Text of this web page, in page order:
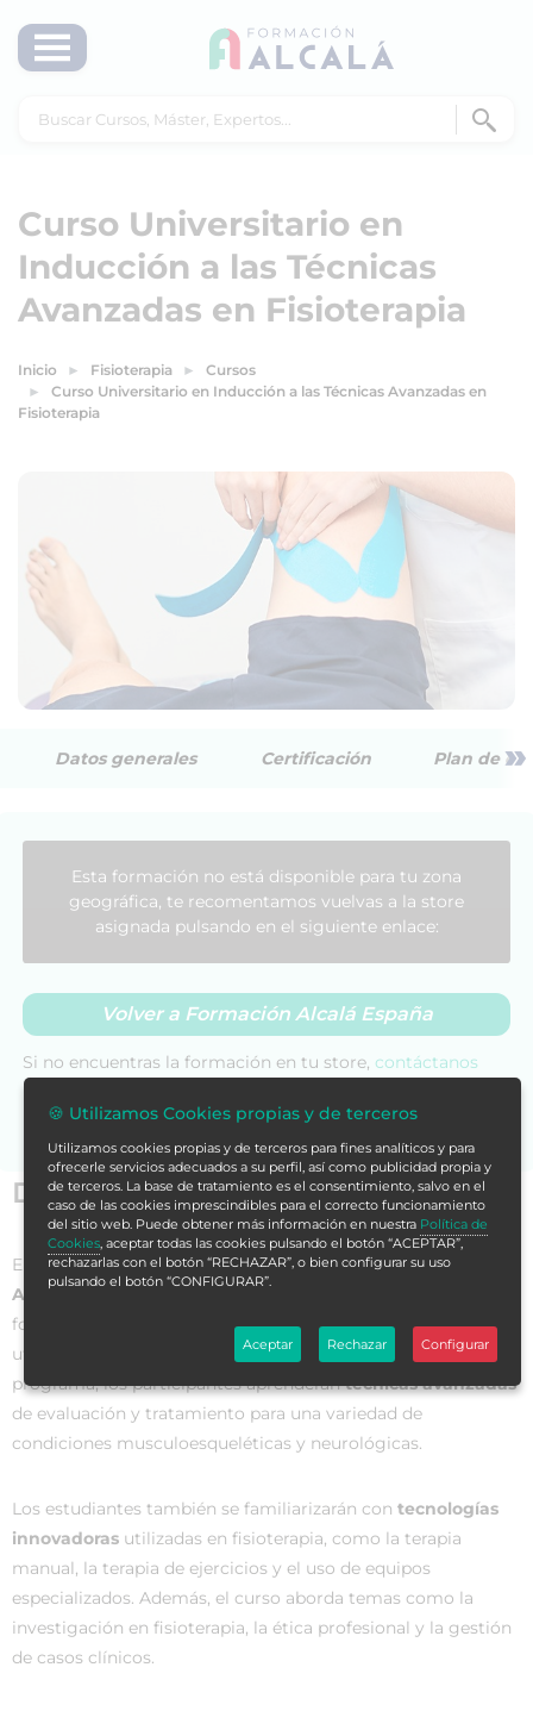
Curso Universitario en
Inducción a las Técnicas
Avanzadas en Fisioterapia
Inicio Fisioterapia
Cursos
Curso Universitario en Inducción a las Técnicas Avanzadas en
Fisioterapia
Datos generales Certificación Plan de »
Datos generales
El
Curso Universitario en Inducción a las Técnicas
Avanzadas en Fisioterapia
formación especializada en las últimas técnicas y enfoques
utilizados en el campo de la fisioterapia. A lo largo del
programa, los participantes aprenderántécnicas avanzadas
de evaluación y tratamiento para una variedad de
condiciones musculoesqueléticas y neurológicas.
Los estudiantes también se familiarizarán con tecnologías
innovadoras utilizadas en fisioterapia, como la terapia
manual, la terapia de ejercicios y el uso de equipos
especializados. Además, el curso aborda temas como la
investigación en fisioterapia, la ética profesional y la gestión
de casos clínicos.
Esta formación no está disponible para tu zona
geográfica, te recomentamos vuelvas a la store
asignada pulsando en el siguiente enlace:
Volver a Formación Alcalá España
Si no encuentras la formación en tu store, contáctanos
🍪 Utilizamos Cookies propias y de terceros
Utilizamos cookies propias y de terceros para fines analíticos y para
ofrecerle servicios adecuados a su perfil, así como publicidad propia y
de terceros. La base de tratamiento es el consentimiento, salvo en el
caso de las cookies imprescindibles para el correcto funcionamiento
del sitio web. Puede obtener más información en nuestra Política de
Cookies, aceptar todas las cookies pulsando el botón “ACEPTAR”,
rechazarlas con el botón “RECHAZAR”, o bien configurar su uso
pulsando el botón “CONFIGURAR”.
Aceptar Rechazar Configurar